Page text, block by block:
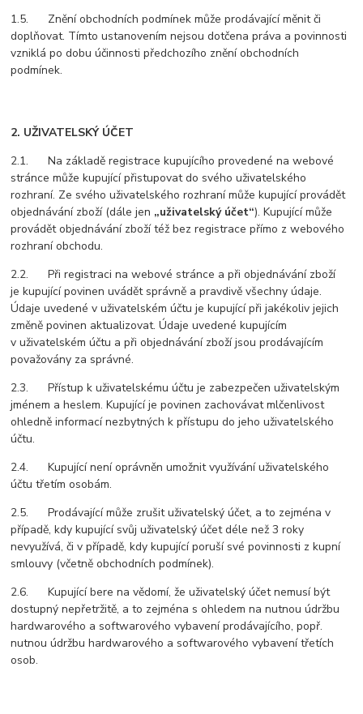
1.5. Znění obchodních podmínek může prodávající měnit či
doplňovat. Tímto ustanovením nejsou dotčena práva a povinnosti
vzniklá po dobu účinnosti předchozího znění obchodních
podmínek.
2. UŽIVATELSKÝ ÚČET
2.1. Na základě registrace kupujícího provedené na webové
stránce může kupující přistupovat do svého uživatelského
rozhraní. Ze svého uživatelského rozhraní může kupující provádět
objednávání zboží (dále jen „uživatelský účet“). Kupující může
provádět objednávání zboží též bez registrace přímo z webového
rozhraní obchodu.
2.2. Při registraci na webové stránce a při objednávání zboží
je kupující povinen uvádět správně a pravdivě všechny údaje.
Údaje uvedené v uživatelském účtu je kupující při jakékoliv jejich
změně povinen aktualizovat. Údaje uvedené kupujícím
v uživatelském účtu a při objednávání zboží jsou prodávajícím
považovány za správné.
2.3. Přístup k uživatelskému účtu je zabezpečen uživatelským
jménem a heslem. Kupující je povinen zachovávat mlčenlivost
ohledně informací nezbytných k přístupu do jeho uživatelského
účtu.
2.4. Kupující není oprávněn umožnit využívání uživatelského
účtu třetím osobám.
2.5. Prodávající může zrušit uživatelský účet, a to zejména v
případě, kdy kupující svůj uživatelský účet déle než3 roky
nevyužívá, či v případě, kdy kupující poruší své povinnosti z kupní
smlouvy (včetně obchodních podmínek).
2.6. Kupující bere na vědomí, že uživatelský účet nemusí být
dostupný nepřetržitě, a to zejména s ohledem na nutnou údržbu
hardwarového a softwarového vybavení prodávajícího, popř.
nutnou údržbu hardwarového a softwarového vybavení třetích
osob.